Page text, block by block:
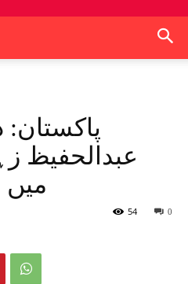
پاکستان:
عبدالحفیظ
میں
0
54